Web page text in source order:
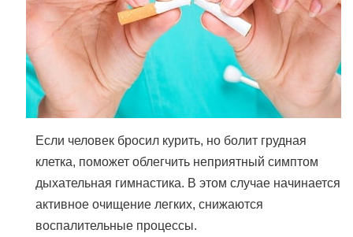
Если человек бросил курить, но болит грудная
клетка, поможет облегчить неприятный симптом
дыхательная гимнастика. В этом случае начинается
активное очищение легких, снижаются
воспалительные процессы.